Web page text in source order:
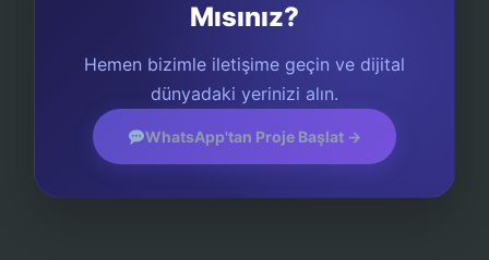
Mısınız?
Hemen bizimle iletişime geçin ve dijital
dünyadaki yerinizi alın.
WhatsApp'tan Proje Başlat →